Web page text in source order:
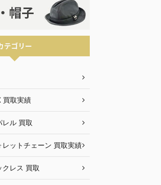
テゴリー
買取実績
レル 買取
レットチェーン 買取実績
レス 買取